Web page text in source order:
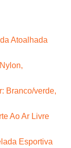
Atoalhada
Branco/verde,
Ao Ar Livre
Esportiva